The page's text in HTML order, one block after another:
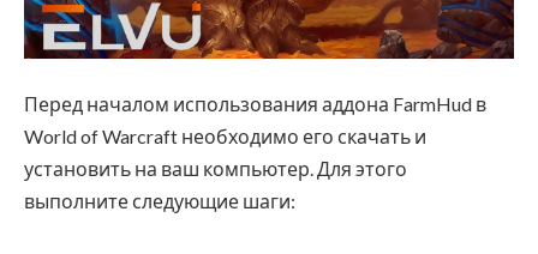
Перед началом использования аддона FarmHud в
World of Warcraft необходимо его скачать и
установить на ваш компьютер. Для этого
выполните следующие шаги: